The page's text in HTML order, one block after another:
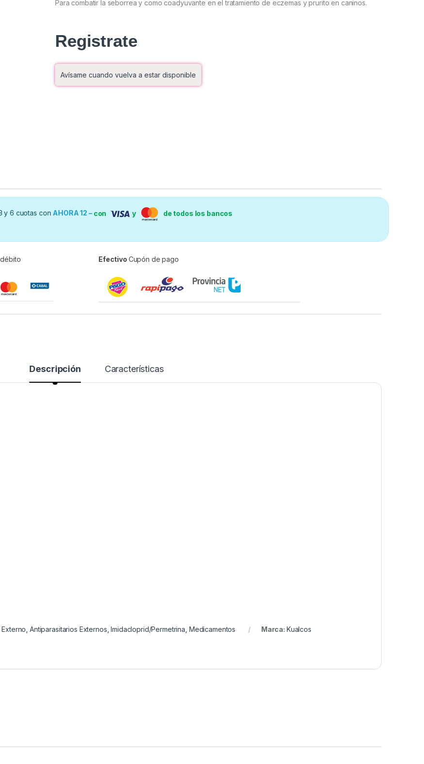
Para combatir la seborrea y como coadyuvante en el tratamiento de eczemas y prurito en caninos.
Registrate
Avísame cuando vuelva a estar disponible
y 6 cuotas con AHORA 12 – con y de todos los bancos
Efectivo Cupón de pago
Descripción Características
,Antiparasitarios Externos ,Imidacloprid/Permetrina Medicamentos Marca: Kualcos